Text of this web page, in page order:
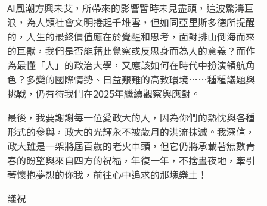
AI風潮方興未艾，所帶來的影響暫時未見盡頭，這波驚濤巨
浪，為人類社會文明捲起千堆雪，但如同亞里斯多德所提醒
的，人生的最終價值應在於覺醒和思考，面對排山倒海而來
的巨獸，我們是否能藉此覺察或反思身而為人的意義？而作
為最懂「人」的政治大學，又應該如何在時代中扮演領航角
色？多變的國際情勢、日益艱難的高教環境……種種議題與
挑戰，仍有待我們在2025年繼續觀察與應對。
最後，我要謝謝每一位愛政大的人，因為你們的熱忱與各種
形式的參與，政大的光輝永不被歲月的洪流抹滅。我深信，
政大雖是一架將屆百歲的老火車頭，但它仍將承載著無數青
春的盼望與來自四方的祝福，年復一年，不捨晝夜地，牽引
著懷抱夢想的你我，前往心中追求的那塊樂土！
謹祝